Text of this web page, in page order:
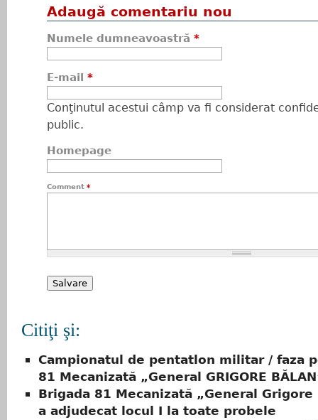
Adaugă comentariu nou
Numele dumneavoastră *
E-mail *
Conţinutul acestui câmp va fi considerat
public.
Homepage
Comment *
Citiţi şi:
Campionatul de pentatlon militar / faza
81 Mecanizată „General GRIGORE
Brigada 81 Mecanizată „General Grigore
a adjudecat locul I la toate probele